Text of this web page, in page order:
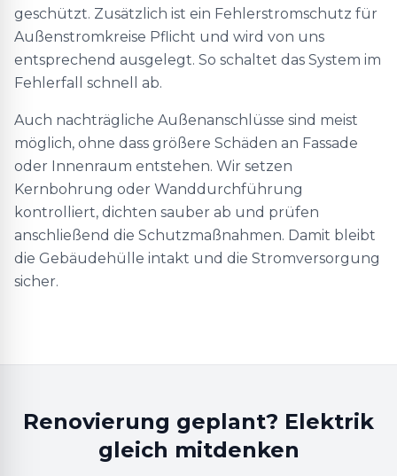
geschützt. Zusätzlich ist ein Fehlerstromschutz für
Außenstromkreise Pflicht und wird von uns
entsprechend ausgelegt. So schaltet das System im
Fehlerfall schnell ab.
Auch nachträgliche Außenanschlüsse sind meist
möglich, ohne dass größere Schäden an Fassade
oder Innenraum entstehen. Wir setzen
Kernbohrung oder Wanddurchführung
kontrolliert, dichten sauber ab und prüfen
anschließend die Schutzmaßnahmen. Damit bleibt
die Gebäudehülle intakt und die Stromversorgung
sicher.
Renovierung geplant? Elektrik
gleich mitdenken